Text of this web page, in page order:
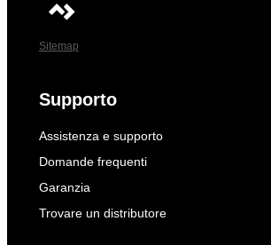
Sitemap
Supporto
Assistenza e supporto
Domande frequenti
Garanzia
Trovare un distributore